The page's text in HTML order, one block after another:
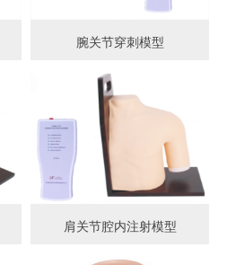
腕关节穿刺模型
肩关节腔内注射模型